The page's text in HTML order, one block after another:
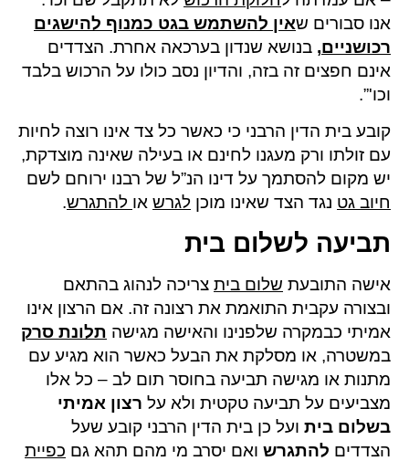
אנו סבורים שאין להשתמש בגט כמנוף להישגים
רכושניים, בנושא שנדון בערכאה אחרת. הצדדים
אינם חפצים זה בזה, והדיון נסב כולו על הרכוש בלבד
וכו'”.
קובע בית הדין הרבני כי כאשר כל צד אינו רוצה לחיות
עם זולתו ורק מעגנו לחינם או בעילה שאינה מוצדקת,
יש מקום להסתמך על דינו הנ”ל של רבנו ירוחם לשם
חיוב גט נגד הצד שאינו מוכן לגרש או להתגרש.
תביעה לשלום בית
אישה התובעת שלום בית צריכה לנהוג בהתאם
ובצורה עקבית התואמת את רצונה זה. אם הרצון אינו
אמיתי כבמקרה שלפנינו והאישה מגישה תלונת סרק
במשטרה, או מסלקת את הבעל כאשר הוא מגיע עם
מתנות או מגישה תביעה בחוסר תום לב – כל אלו
מצביעים על תביעה טקטית ולא על רצון אמיתי
בשלום בית ועל כן בית הדין הרבני קובע שעל
הצדדים להתגרש ואם יסרב מי מהם תהא גם כפיית